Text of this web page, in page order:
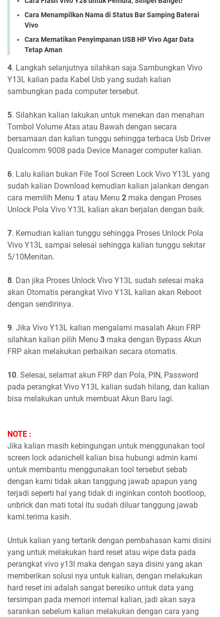
Cara Menampilkan Nama di Status Bar Samping Baterai
Vivo
Cara Mematikan Penyimpanan USB HP Vivo Agar Data
Tetap Aman
4. Langkah selanjutnya silahkan saja Sambungkan Vivo
Y13L kalian pada Kabel Usb yang sudah kalian
sambungkan pada computer tersebut.
5. Silahkan kalian lakukan untuk menekan dan menahan
Tombol Volume Atas atau Bawah dengan secara
bersamaan dan kalian tunggu sehingga terbaca Usb Driver
Qualcomm 9008 pada Device Manager computer kalian.
6. Lalu kalian bukan File Tool Screen Lock Vivo Y13L yang
sudah kalian Download kemudian kalian jalankan dengan
cara memilih Menu 1 atau Menu 2 maka dengan Proses
Unlock Pola Vivo Y13L kalian akan berjalan dengan baik.
7. Kemudian kalian tunggu sehingga Proses Unlock Pola
Vivo Y13L sampai selesai sehingga kalian tunggu sekitar
5/10Menitan.
8. Dan jika Proses Unlock Vivo Y13L sudah selesai maka
akan Otomatis perangkat Vivo Y13L kalian akan Reboot
dengan sendirinya.
9. Jika Vivo Y13L kalian mengalami masalah Akun FRP
silahkan kalian pilih Menu 3 maka dengan Bypass Akun
FRP akan melakukan perbaikan secara otomatis.
10. Selesai, selamat akun FRP dan Pola, PIN, Password
pada perangkat Vivo Y13L kalian sudah hilang, dan kalian
bisa melakukan untuk membuat Akun Baru lagi.
NOTE :
Jika kalian masih kebingungan untuk menggunakan tool
screen lock adanichell kalian bisa hubungi admin kami
untuk membantu menggunakan tool tersebut sebab
dengan kami tidak akan tanggung jawab apapun yang
terjadi seperti hal yang tidak di inginkan contoh bootloop,
unbrick dan mati total itu sudah diluar tanggung jawab
kami.terima kasih.
Untuk kalian yang tertarik dengan pembahasan kami disini
yang untuk melakukan hard reset atau wipe data pada
perangkat vivo y13l maka dengan saya disini yang akan
memberikan solusi nya untuk kalian, dengan melakukan
hard reset ini adalah sangat beresiko untuk data yang
tersimpan pada memori internal kalian, jadi akan saya
sarankan sebelum kalian melakukan dengan cara yang